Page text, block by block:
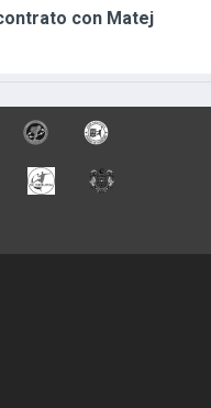
con Matej